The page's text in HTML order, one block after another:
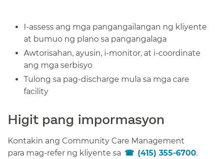
I-assess ang mga pangangailangan ng kliyente
at bumuo ng plano sa pangangalaga​​
Awtorisahan, ayusin, i-monitor, at i-coordinate
ang mga serbisyo​​
Tulong sa pag-discharge mula sa mga care
facility​​
Higit pang impormasyon​​
Kontakin ang Community Care Management
para mag-refer ng kliyente sa
(415) 355-6700.​​